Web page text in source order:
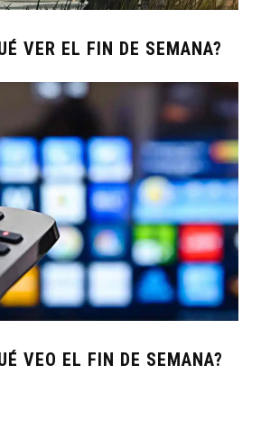
VER EL FIN DE SEMANA?
VEO EL FIN DE SEMANA?